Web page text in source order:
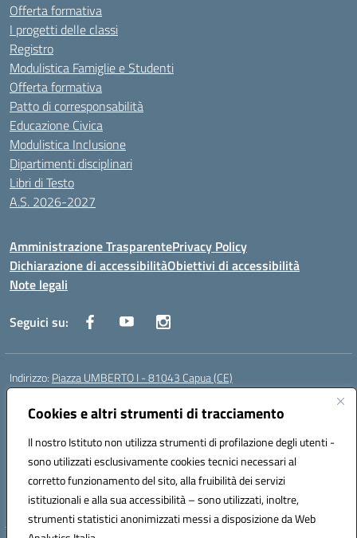
Cookies e altri strumenti di tracciamento
Il nostro Istituto non utilizza strumenti di profilazione degli utenti -
sono utilizzati esclusivamente cookies tecnici necessari al
corretto funzionamento del sito, alla fruibilità dei servizi
istituzionali e alla sua accessibilità – sono utilizzati, inoltre,
strumenti statistici anonimizzati messi a disposizione da Web
Offerta formativa
I progetti delle classi
Registro
Modulistica Famiglie e Studenti
Offerta formativa
Patto di corresponsabilità
Educazione Civica
Modulistica Inclusione
Dipartimenti disciplinari
Libri di Testo
A.S. 2026-2027
Amministrazione TrasparentePrivacy Policy
Dichiarazione di accessibilitàObiettivi di accessibilità
Note legali
Seguici su:
Indirizzo: Piazza UMBERTO I - 81043 Capua (CE)
Centralino:
Posta elettronica certificata (PEC):cepm03000d@pec.istruzione.it
Codice fiscale: 93034560610
Codice meccanografico:CEPM03000D
Codice Indice delle Pubbliche Amministrazioni (IPA): istsc_cepm03000d
Codice unico di fatturazione (CUF): UF7IYN